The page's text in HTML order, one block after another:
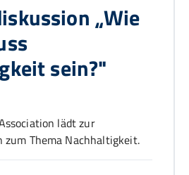
„Wie
sein?"
lädt zur
zum Thema Nachhaltigkeit.